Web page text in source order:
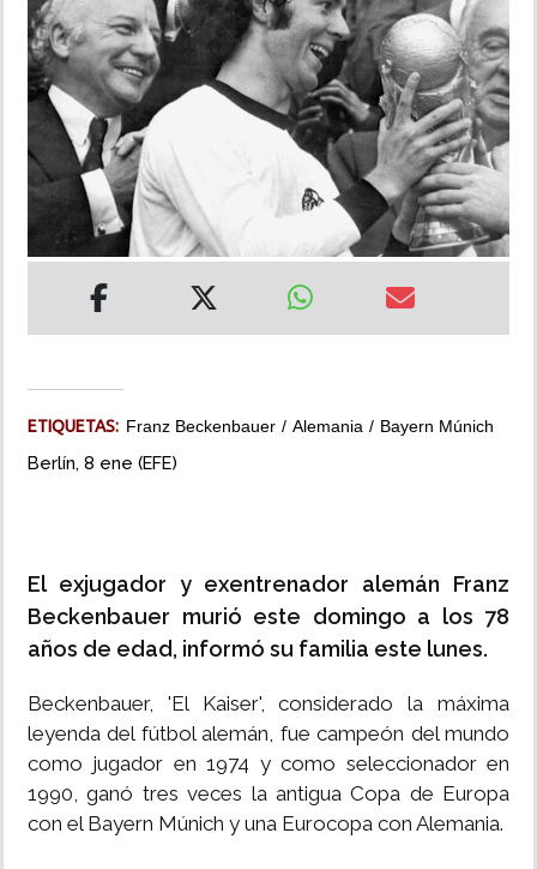
DEPORTES
MUNDO
INSÓLITAS
MULTIMEDIA
ETIQUETAS: Franz Beckenbauer Alemania Bayern Múnich
Berlín, 8 ene (EFE)
El exjugador y exentrenador alemán Franz
Beckenbauer murió este domingo a los 78
años de edad, informó su familia este lunes.
Beckenbauer, 'El Kaiser', considerado la máxima
leyenda del fútbol alemán, fue campeón del mundo
como jugador en 1974 y como seleccionador en
1990, ganó tres veces la antigua Copa de Europa
con el Bayern Múnich y una Eurocopa con Alemania.